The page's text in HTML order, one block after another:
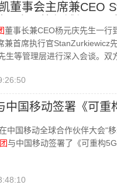
董事会主席兼CEO
董事长兼CEO杨元庆先生一行
兼首席执行官StanZurkiewicz
生等管理层进行深入会谈。双
中国移动签署《可重
中国移动全球合作伙伴大会“
与中国移动签署了《可重构